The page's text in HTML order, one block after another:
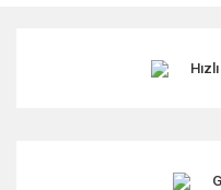
Ürün resmi kalitesiz,
Ürün fiyatı diğer